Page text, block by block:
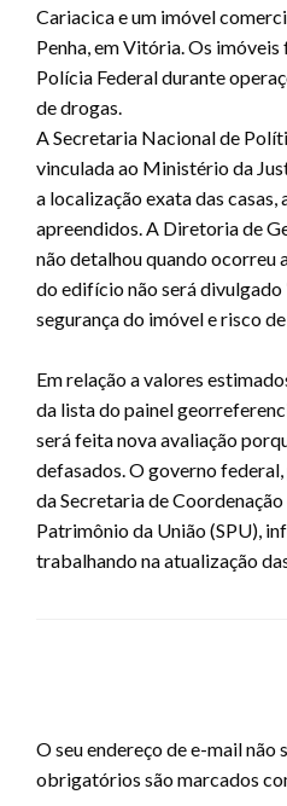
Cariacica e um imóvel
Penha, em Vitória. Os
Polícia Federal durante
de drogas.
A Secretaria Nacional de
vinculada ao Ministério da
a localização exata das
apreendidos. A Diretoria de
não detalhou quando ocorreu
do edifício não será
segurança do imóvel e risco
Em relação a valores
da lista do painel
será feita nova avaliação
defasados. O governo
da Secretaria de
Patrimônio da União (SPU),
trabalhando na atualização
O seu endereço de e-mail não
obrigatórios são marcados